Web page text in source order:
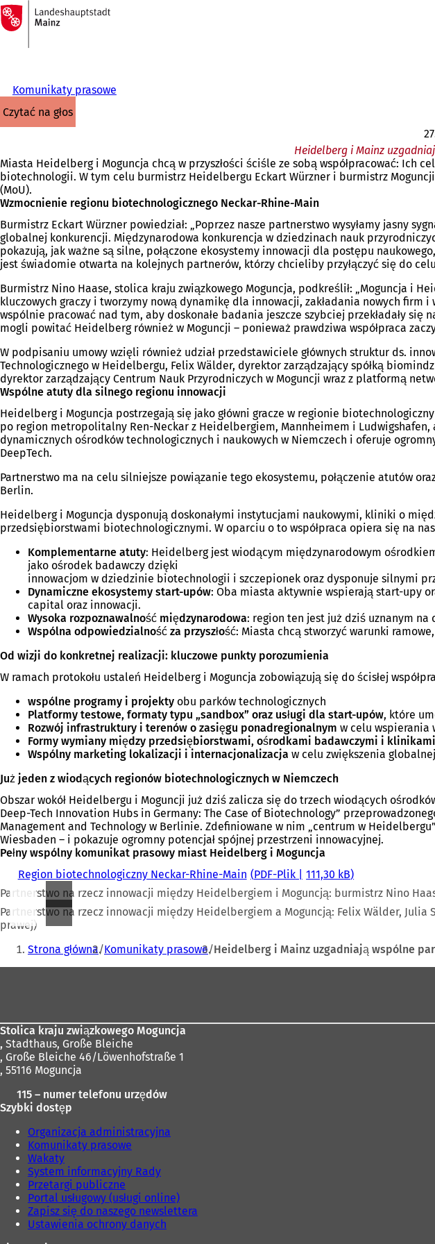
Przejdź do treści
Do
strony
głównej
Komunikaty prasowe
czytać na głos
Heidelberg i Mainz
Miasta Heidelberg i Moguncja chcą w przyszłości ściśle ze sobą współpracować:
biotechnologii. W tym celu burmistrz Heidelbergu Eckart Würzner i burmistrz
(MoU).
Wzmocnienie regionu biotechnologicznego Neckar-Rhine-Main
Burmistrz Eckart Würzner powiedział: „Poprzez nasze partnerstwo wysyłamy jasny
globalnej konkurencji. Międzynarodowa konkurencja w dziedzinach nauk
pokazują, jak ważne są silne, połączone ekosystemy innowacji dla postępu
jest świadomie otwarta na kolejnych partnerów, którzy chcieliby przyłączyć się do
Burmistrz Nino Haase, stolica kraju związkowego Moguncja, podkreślił: „Moguncja i
kluczowych graczy i tworzymy nową dynamikę dla innowacji, zakładania nowych firm
wspólnie pracować nad tym, aby doskonałe badania jeszcze szybciej przekładały
mogli powitać Heidelberg również w Moguncji – ponieważ prawdziwa współpraca
W podpisaniu umowy wzięli również udział przedstawiciele głównych struktur ds.
Technologicznego w Heidelbergu, Felix Wälder, dyrektor zarządzający spółką
dyrektor zarządzający Centrum Nauk Przyrodniczych w Moguncji wraz z platformą
Wspólne atuty dla silnego regionu innowacji
Heidelberg i Moguncja postrzegają się jako główni gracze w regionie
po region metropolitalny Ren-Neckar z Heidelbergiem, Mannheimem i
dynamicznych ośrodków technologicznych i naukowych w Niemczech i oferuje
DeepTech.
Partnerstwo ma na celu silniejsze powiązanie tego ekosystemu, połączenie atutów
Berlin.
Heidelberg i Moguncja dysponują doskonałymi instytucjami naukowymi, kliniki o
przedsiębiorstwami biotechnologicznymi. W oparciu o to współpraca opiera się na
Komplementarne atuty: Heidelberg jest wiodącym międzynarodowym
jako ośrodek badawczy dzięki
innowacjom w dziedzinie biotechnologii i szczepionek oraz dysponuje silnymi
Dynamiczne ekosystemy start-upów: Oba miasta aktywnie wspierają start-upy
capital oraz innowacji.
Wysoka rozpoznawalność międzynarodowa: region ten jest już dziś uznanym na
Wspólna odpowiedzialność za przyszłość: Miasta chcą stworzyć warunki
Od wizji do konkretnej realizacji: kluczowe punkty porozumienia
W ramach protokołu ustaleń Heidelberg i Moguncja zobowiązują się do ścisłej
wspólne programy i projekty obu parków technologicznych
Platformy testowe, formaty typu „sandbox” oraz usługi dla start-upów, które
Rozwój infrastruktury i terenów o zasięgu ponadregionalnym w celu wspierania
Formy wymiany między przedsiębiorstwami, ośrodkami badawczymi i klinikami
Wspólny marketing lokalizacji i internacjonalizacja w celu zwiększenia
Już jeden z wiodących regionów biotechnologicznych w Niemczech
Obszar wokół Heidelbergu i Moguncji już dziś zalicza się do trzech wiodących
Deep-Tech Innovation Hubs in Germany: The Case of Biotechnology”
Management and Technology w Berlinie. Zdefiniowane w nim „centrum w
Wiesbaden – i pokazuje ogromny potencjał spójnej przestrzeni innowacyjnej.
Pełny wspólny komunikat prasowy miast Heidelberg i Moguncja
Region biotechnologiczny Neckar-Rhine-Main
PDF-Plik
111,30 kB
Partnerstwo na rzecz innowacji między Heidelbergiem i Moguncją: burmistrz Nino
Partnerstwo na rzecz innowacji między Heidelbergiem a Moguncją: Felix Wälder,
prawej)
Jesteś
tutaj:
Strona główna Komunikaty prasowe Heidelberg i Mainz uzgadniają wspólne
Stolica kraju związkowego Moguncja
, Stadthaus, Große Bleiche
, Große Bleiche 46/Löwenhofstraße 1
, 55116 Moguncja
115 – numer telefonu urzędów
Szybki dostęp
Organizacja administracyjna
Komunikaty prasowe
Wakaty
System informacyjny Rady
Przetargi publiczne
Portal usługowy (usługi online)
Zapisz się do naszego newslettera
Ustawienia ochrony danych